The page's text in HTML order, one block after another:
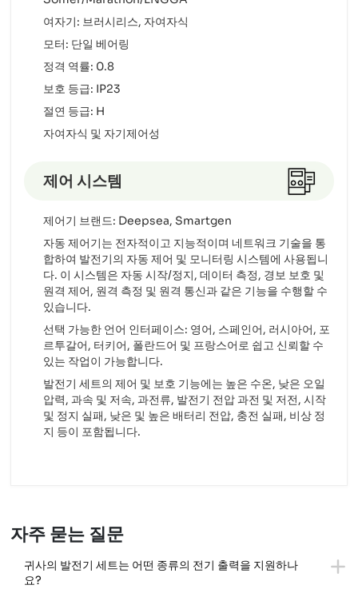
여자기: 브러시리스, 자여자식
모터: 단일 베어링
정격 역률: 0.8
보호 등급: IP23
절연 등급: H
자여자식 및 자기제어성
제어 시스템
제어기 브랜드: Deepsea, Smartgen
자동 제어기는 전자적이고 지능적이며 네트워크 기술을 통
합하여 발전기의 자동 제어 및 모니터링 시스템에 사용됩니
다. 이 시스템은 자동 시작/정지, 데이터 측정, 경보 보호 및
원격 제어, 원격 측정 및 원격 통신과 같은 기능을 수행할 수
있습니다.
선택 가능한 언어 인터페이스: 영어, 스페인어, 러시아어, 포
르투갈어, 터키어, 폴란드어 및 프랑스어로 쉽고 신뢰할 수
있는 작업이 가능합니다.
발전기 세트의 제어 및 보호 기능에는 높은 수온, 낮은 오일
압력, 과속 및 저속, 과전류, 발전기 전압 과전 및 저전, 시작
및 정지 실패, 낮은 및 높은 배터리 전압, 충전 실패, 비상 정
지 등이 포함됩니다.
자주 묻는 질문
귀사의 발전기 세트는 어떤 종류의 전기 출력을 지원하나
요?